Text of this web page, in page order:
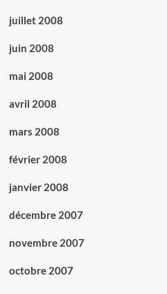
juillet 2008
juin 2008
mai 2008
avril 2008
mars 2008
février 2008
janvier 2008
décembre 2007
novembre 2007
octobre 2007